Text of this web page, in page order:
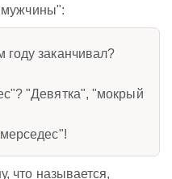
мужчины":
заканчивал?
"Девятка", "мокрый
что называется,